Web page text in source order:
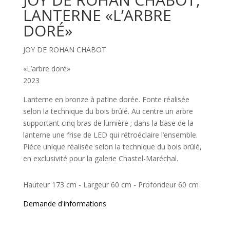
LANTERNE «L’ARBRE
DORÉ»
JOY DE ROHAN CHABOT
«L’arbre doré»
2023
Lanterne en bronze à patine dorée. Fonte réalisée
selon la technique du bois brûlé. Au centre un arbre
supportant cinq bras de lumière ; dans la base de la
lanterne une frise de LED qui rétroéclaire l’ensemble.
Pièce unique réalisée selon la technique du bois brûlé,
en exclusivité pour la galerie Chastel-Maréchal.
Hauteur 173 cm - Largeur 60 cm - Profondeur 60 cm
Demande d'informations